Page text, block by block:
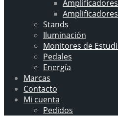
Stands
Iluminación
Monitores de
Pedales
Energía
Marcas
Contacto
Mi cuenta
Pedidos